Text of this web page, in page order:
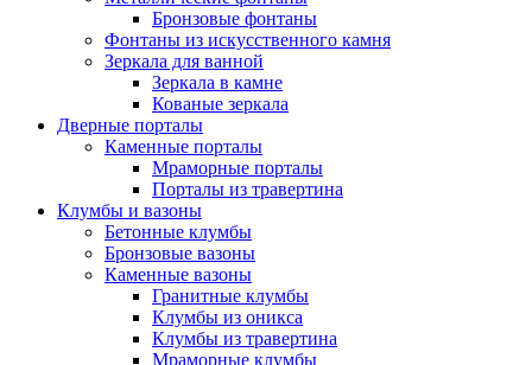
Бронзовые фонтаны
Фонтаны из искусственного камня
Зеркала для ванной
Зеркала в камне
Кованые зеркала
Дверные порталы
Каменные порталы
Мраморные порталы
Порталы из травертина
Клумбы и вазоны
Бетонные клумбы
Бронзовые вазоны
Каменные вазоны
Гранитные клумбы
Клумбы из оникса
Клумбы из травертина
Мраморные клумбы